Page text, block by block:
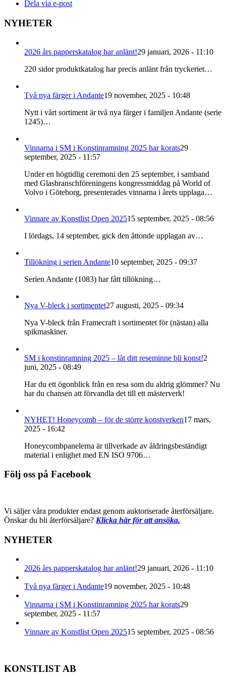
Dela via e-post
NYHETER
2026 års papperskatalog har anlänt!29 januari, 2026 - 11:10
220 sidor produktkatalog har precis anlänt från tryckeriet…
Två nya färger i Andante19 november, 2025 - 10:48
Nytt i vårt sortiment är två nya färger i familjen Andante (serie
1245)…
Vinnarna i SM i Konstinramning 2025 har korats29
september, 2025 - 11:57
Under en högtidlig ceremoni den 25 september, i samband
med Glasbranschföreningens kongressmiddag på World of
Volvo i Göteborg, presenterades vinnarna i årets upplaga…
Vinnare av Konstlist Open 202515 september, 2025 - 08:56
I lördags, 14 september, gick den åttonde upplagan av…
Tillökning i serien Andante10 september, 2025 - 09:37
Serien Andante (1083) har fått tillökning…
Nya V-bleck i sortimentet27 augusti, 2025 - 09:34
Nya V-bleck från Framecraft i sortimentet för (nästan) alla
spikmaskiner.
SM i konstinramning 2025 – låt ditt reseminne bli konst!2
juni, 2025 - 08:49
Har du ett ögonblick från en resa som du aldrig glömmer? Nu
har du chansen att förvandla det till ett mästerverk!
NYHET! Honeycomb – för de större konstverken17 mars,
2025 - 16:42
Honeycombpanelerna är tillverkade av åldringsbeständigt
material i enlighet med EN ISO 9706…
Följ oss på Facebook
Vi säljer våra produkter endast genom auktoriserade återförsäljare.
Önskar du bli återförsäljare? Klicka här för att ansöka.
NYHETER
2026 års papperskatalog har anlänt!29 januari, 2026 - 11:10
Två nya färger i Andante19 november, 2025 - 10:48
Vinnarna i SM i Konstinramning 2025 har korats29
september, 2025 - 11:57
Vinnare av Konstlist Open 202515 september, 2025 - 08:56
KONSTLIST AB